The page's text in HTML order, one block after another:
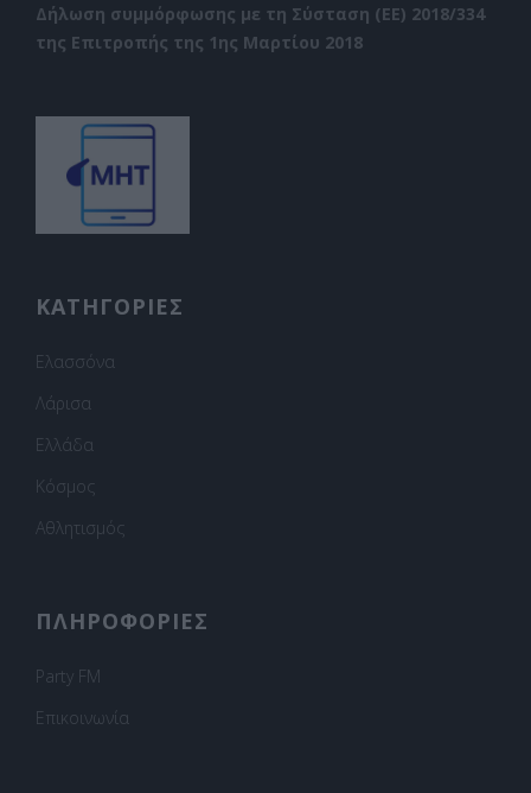
Δήλωση συμμόρφωσης με τη Σύσταση (ΕΕ) 2018/334
της Επιτροπής της 1ης Μαρτίου 2018
ΚΑΤΗΓΟΡΙΕΣ
Ελασσόνα
Λάρισα
Ελλάδα
Κόσμος
Αθλητισμός
ΠΛΗΡΟΦΟΡΙΕΣ
Party FM
Επικοινωνία